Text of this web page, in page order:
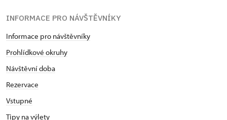
INFORMACE PRO NÁVŠTĚVNÍKY
Informace pro návštěvníky
Prohlídkové okruhy
Návštěvní doba
Rezervace
Vstupné
Tipy na výlety